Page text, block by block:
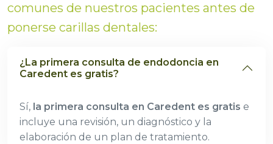
comunes de nuestros pacientes antes de
ponerse carillas dentales:
¿La primera consulta de endodoncia en
Caredent es gratis?
Sí, la primera consulta en Caredent es gratis e
incluye una revisión, un diagnóstico y la
elaboración de un plan de tratamiento.